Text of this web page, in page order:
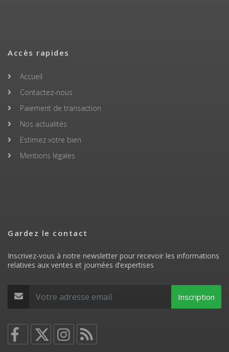
Accès rapides
Accueil
Contactez-nous
Paiement de transaction
Nos actualités
Estimez votre bien
Mentions légales
Gardez le contact
Inscrivez-vous à notre newsletter pour recevoir les informations
relatives aux ventes et journées d’expertises
Inscription